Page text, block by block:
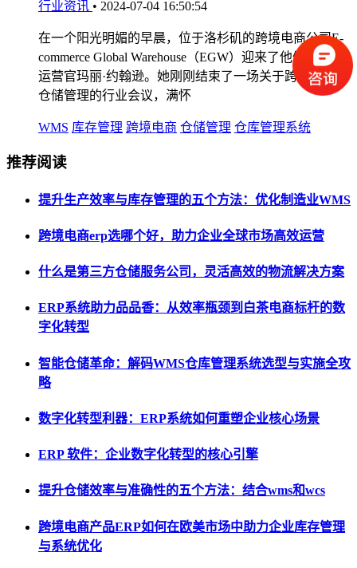
行业资讯 • 2024-07-04 16:50:54
在一个阳光明媚的早晨，位于洛杉矶的跨境电商公司E-
commerce Global Warehouse（EGW）迎来了他们的首席
运营官玛丽·约翰逊。她刚刚结束了一场关于跨境WMS
仓储管理的行业会议，满怀
WMS 库存管理 跨境电商 仓储管理 仓库管理系统
推荐阅读
提升生产效率与库存管理的五个方法：优化制造业WMS
跨境电商erp选哪个好，助力企业全球市场高效运营
什么是第三方仓储服务公司，灵活高效的物流解决方案
ERP系统助力品品香：从效率瓶颈到白茶电商标杆的数
字化转型
智能仓储革命：解码WMS仓库管理系统选型与实施全攻
略
数字化转型利器：ERP系统如何重塑企业核心场景
ERP 软件：企业数字化转型的核心引擎
提升仓储效率与准确性的五个方法：结合wms和wcs
跨境电商产品ERP如何在欧美市场中助力企业库存管理
与系统优化